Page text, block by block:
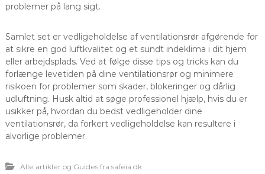
problemer på lang sigt.
Samlet set er vedligeholdelse af ventilationsrør afgørende for
at sikre en god luftkvalitet og et sundt indeklima i dit hjem
eller arbejdsplads. Ved at følge disse tips og tricks kan du
forlænge levetiden på dine ventilationsrør og minimere
risikoen for problemer som skader, blokeringer og dårlig
udluftning. Husk altid at søge professionel hjælp, hvis du er
usikker på, hvordan du bedst vedligeholder dine
ventilationsrør, da forkert vedligeholdelse kan resultere i
alvorlige problemer.
Alle artikler og Guides fra safeia.dk